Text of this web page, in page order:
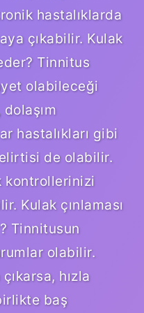
hastalıklarda
çıkabilir. Kulak
Tinnitus
olabileceği
hastalıkları gibi
de olabilir.
kontrollerinizi
Kulak çınlaması
Tinnitusun
olabilir.
hızla
baş